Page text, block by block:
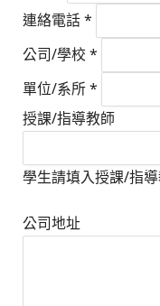
連絡電話*
公司/學校 *
單位/系所*
授課/指導教師
學生請填入授課/指
公司地址